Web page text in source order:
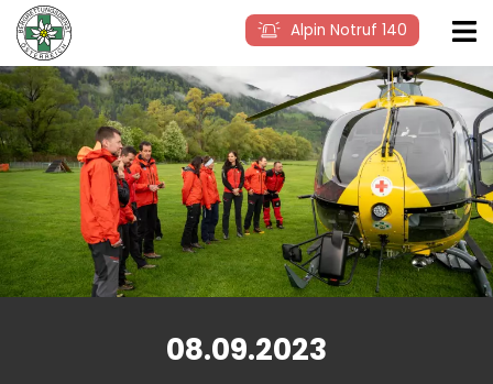
Alpin Notruf 140
08.09.2023